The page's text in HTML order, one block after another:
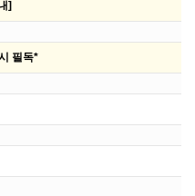
]
필독*